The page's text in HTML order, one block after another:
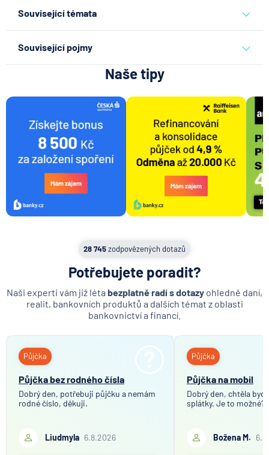
Související témata
Související pojmy
Naše tipy
28 745zodpovězených dotazů
Potřebujete poradit?
Naši experti vám již léta bezplatně radí s dotazy ohledně daní,
realit, bankovních produktů a dalších témat z oblasti
bankovnictví a financí.
Půjčka
Půjčka bez rodného čísla
Dobrý den, potřebuji půjčku a nemám
rodné číslo, děkuji.
Liudmyla 6.8.2026
Půjčka
Půjčka na mobil
Dobrý den, chtěla
splátky. Je to možné?
Božena M.